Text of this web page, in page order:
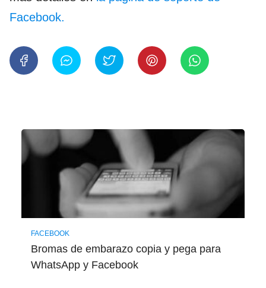
Facebook.
FACEBOOK
Bromas de embarazo copia y pega para
WhatsApp y Facebook